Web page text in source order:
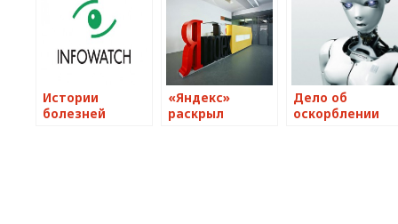
Истории
болезней
«Яндекс»
раскрыл
Дело об
оскорблении